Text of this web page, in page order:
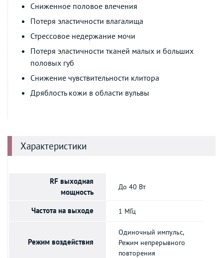
Сниженное половое влечения
Потеря эластичности влагалища
Стрессовое недержание мочи
Потеря эластичности тканей малых и больших
половых губ
Снижение чувствительности клитора
Дряблость кожи в области вульвы
Характеристики
RF выходная
мощность
До 40 Вт
Частота на выходе 1 МГц
Режим воздействия
Одиночный импульс,
Режим непрерывного
повторения